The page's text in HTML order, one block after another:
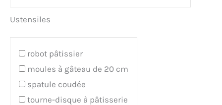
Ustensiles
robot pâtissier
moules à gâteau de 20 cm
spatule coudée
tourne-disque à pâtisserie